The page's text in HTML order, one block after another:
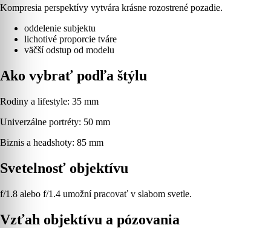
Kompresia perspektívy vytvára krásne rozostrené pozadie.
oddelenie subjektu
lichotivé proporcie tváre
väčší odstup od modelu
Ako vybrať podľa štýlu
Rodiny a lifestyle: 35 mm
Univerzálne portréty: 50 mm
Biznis a headshoty: 85 mm
Svetelnosť objektívu
f/1.8 alebo f/1.4 umožní pracovať v slabom svetle.
Vzťah objektívu a pózovania